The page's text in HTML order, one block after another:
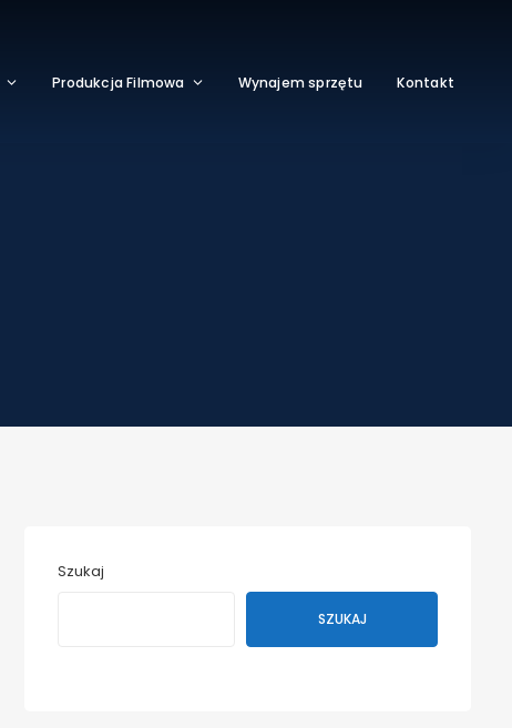
Produkcja Filmowa Wynajem sprzętu Kontakt
Szukaj
SZUKAJ